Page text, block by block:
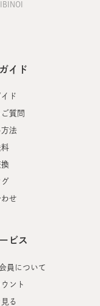
イド
ド
質問
法
せ
ビス
員について
ント
る